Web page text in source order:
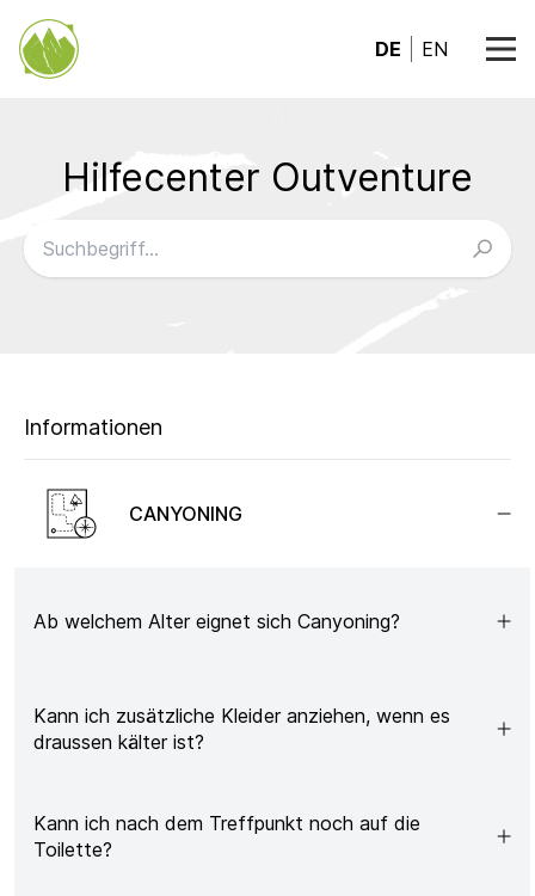
DE EN
Hilfecenter Outventure
Informationen
CANYONING
Ab welchem Alter eignet sich Canyoning?
Kann ich zusätzliche Kleider anziehen, wenn es
draussen kälter ist?
Kann ich nach dem Treffpunkt noch auf die
Toilette?